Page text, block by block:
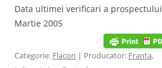
Data ultimei verificari a prospectului
Martie 2005
Categorie: Flacon | Producator: Franta,